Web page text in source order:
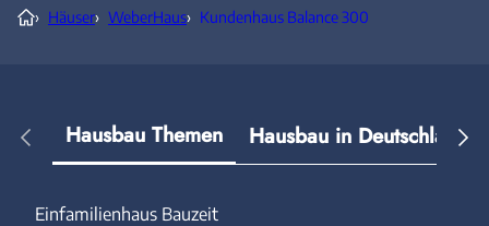
› Häuser› WeberHaus› Kundenhaus Balance 300
Hausbau Themen Hausbau in Deutschland
Einfamilienhaus Bauzeit